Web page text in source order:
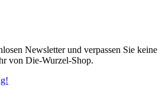
Newsletter und verpassen Sie keine
von Die-Wurzel-Shop.